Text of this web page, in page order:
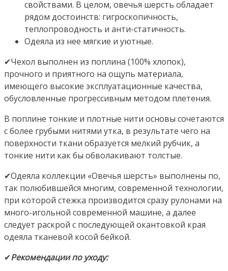
свойствами. В целом, овечья шерсть обладает
рядом достоинств: гигроскопичность,
теплопроводность и анти-статичность.
Одеяла из нее мягкие и уютные.
✔Чехол выполнен из поплина (100% хлопок),
прочного и приятного на ощупь материала,
имеющего высокие эксплуатационные качества,
обусловленные прогрессивным методом плетения.
В поплине тонкие и плотные нити основы сочетаются
с более грубыми нитями утка, в результате чего на
поверхности ткани образуется мелкий рубчик, а
тонкие нити как бы обволакивают толстые.
✔Одеяла коллекции «Овечья шерсть» выполнены по,
так полюбившейся многим, современной технологии,
при которой стежка производится сразу рулонами на
много-игольной современной машине, а далее
следует раскрой с последующей окантовкой края
одеяла тканевой косой бейкой.
✔Рекомендации по уходу: